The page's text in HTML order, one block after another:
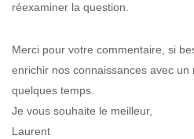
réexaminer la question.
Merci pour votre commentaire, si
enrichir nos connaissances avec
quelques temps.
Je vous souhaite le meilleur,
Laurent